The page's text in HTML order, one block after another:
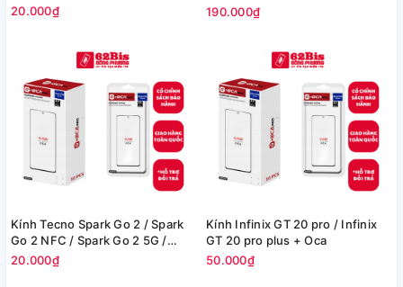
20.000₫
190.000₫
Kính Tecno Spark Go 2 / Spark
Go 2 NFC / Spark Go 2 5G /
Spark Go 2S / Spark Go 2 Pro /
20.000₫
Kính Infinix GT 20 pro / Infinix
GT 20 pro plus + Oca
50.000₫